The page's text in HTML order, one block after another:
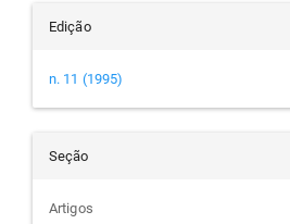
Edição
n. 11 (1995)
Seção
Artigos